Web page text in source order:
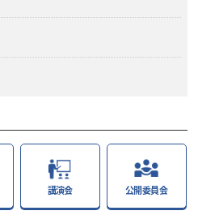
講演会 公開委員会